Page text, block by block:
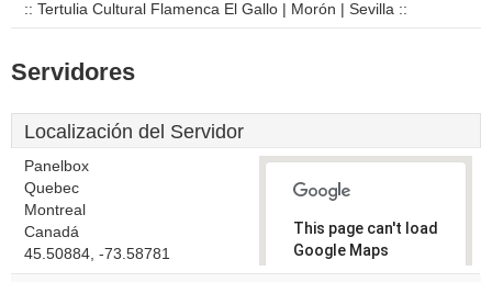
:: Tertulia Cultural Flamenca El Gallo | Morón | Sevilla ::
Servidores
Localización del Servidor
Panelbox
Quebec
Montreal
Canadá
45.50884, -73.58781
This page can't load
Google Maps
correctly.